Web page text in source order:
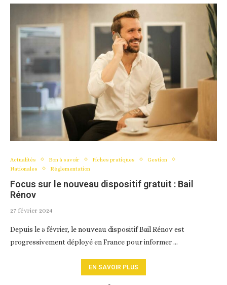
Actualités Bon à savoir Fiches pratiques
Gestion
Nationales
Réglementation
Focus sur le nouveau dispositif gratuit : Bail
Rénov
27 février 2024
Depuis le 5 février, le nouveau dispositif Bail Rénov est
progressivement déployé en France pour informer …
EN SAVOIR PLUS